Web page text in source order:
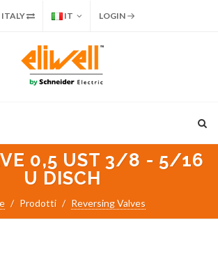
ITALY IT LOGIN
0,5 UST 3/8 - 5/16
U DISCH
Prodotti Reversing Valves